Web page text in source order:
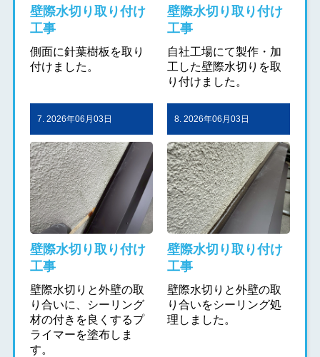
壁際水切り取り付け
工事
側面に針葉樹板を取り
付けました。
壁際水切り取り付け
工事
自社工場にて製作・加
工した壁際水切りを取
り付けました。
7. 2026年06月03日
壁際水切り取り付け
工事
壁際水切りと外壁の取
り合いに、シーリング
材の付きを良くするプ
ライマーを塗布しま
す。
8. 2026年06月03日
壁際水切り取り付け
工事
壁際水切りと外壁の取
り合いをシーリング処
理しました。